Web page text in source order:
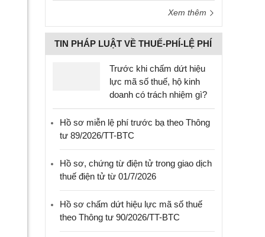
Xem thêm
TIN PHÁP LUẬT VỀ THUẾ-PHÍ-LỆ PHÍ
Trước khi chấm dứt hiệu
lực mã số thuế, hộ kinh
doanh có trách nhiệm gì?
Hồ sơ miễn lệ phí trước bạ theo Thông
tư 89/2026/TT-BTC
Hồ sơ, chứng từ điện tử trong giao dịch
thuế điện tử từ 01/7/2026
Hồ sơ chấm dứt hiệu lực mã số thuế
theo Thông tư 90/2026/TT-BTC